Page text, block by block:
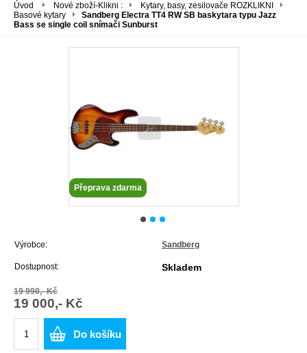
Úvod Nové zboží-Klikni :
Kytary, basy, zesilovače ROZKLIKNI
Basové kytary
Sandberg Electra TT4 RW SB baskytara typu Jazz
Bass se single coil snímači Sunburst
Přeprava zdarma
Výrobce: Sandberg
Dostupnost: Skladem
19 990,- Kč
19 000,- Kč
Do košíku